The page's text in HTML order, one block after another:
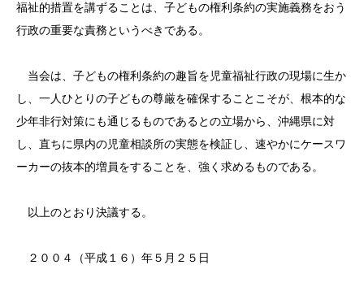
福祉的措置を講ずることは、子どもの権利条約の実施義務をおう
行政の重要な責務というべきである。
当会は、子どもの権利条約の趣旨を児童福祉行政の現場に生か
し、一人ひとりの子どもの尊厳を確保することこそが、根本的な
少年非行対策にも通じるものであるとの立場から、沖縄県に対
し、直ちに県内の児童相談所の実態を検証し、速やかにケースワ
ーカーの抜本的増員をすることを、強く求めるものである。
以上のとおり決議する。
２００４（平成１６）年５月２５日